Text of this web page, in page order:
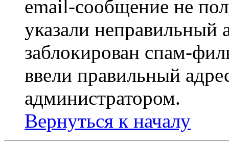
email-сообщение не
указали неправильный
заблокирован спам-
ввели правильный
администратором.
Вернуться к началу